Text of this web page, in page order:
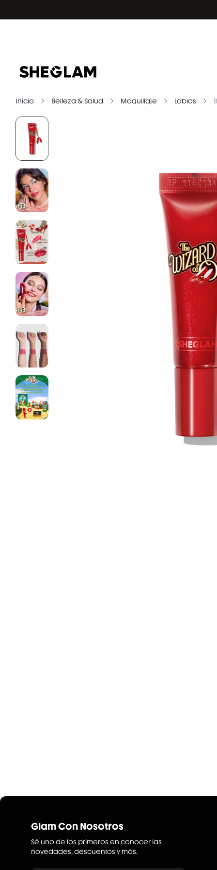
Inicio Belleza & Salud Maquillaje Labios
Glam Con Nosotros
Sé uno de los primeros en conocer las
novedades, descuentos y más.